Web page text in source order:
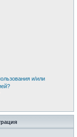
и/или